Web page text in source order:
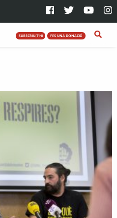
SUBSCRIU-T'HI FES UNA DONACIÓ